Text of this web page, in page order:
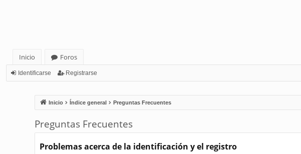
Inicio
Foros
Identificarse Registrarse
Inicio Índice general Preguntas Frecuentes
Preguntas Frecuentes
Problemas acerca de la identificación y el registro